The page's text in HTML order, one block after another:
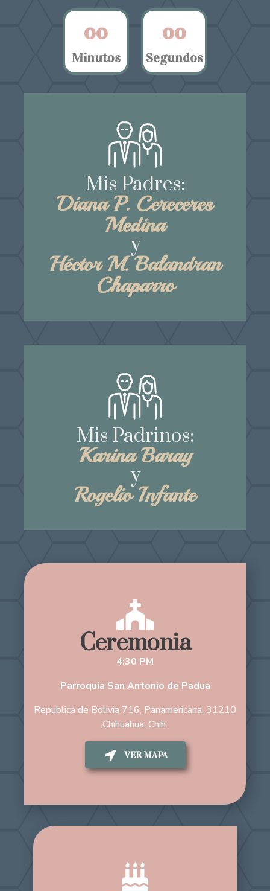
00
Minutos
00
Segundos
Mis Padres:
Diana P. Cereceres
Medina
y
Héctor M. Balandran
Chaparro
Mis Padrinos:
Karina Baray
y
Rogelio Infante
Ceremonia
4:30 PM
Parroquia San Antonio de Padua
Republica de Bolivia 716, Panamericana, 31210
Chihuahua, Chih.
VER MAPA